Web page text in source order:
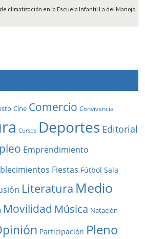
climatización en la Escuela Infantil La del Manojo
Cine Comercio Convivencia
Cursos Deportes Editorial
Emprendimiento
Fiestas Fútbol Sala
Literatura Medio
Movilidad Música Natación
Participación Pleno